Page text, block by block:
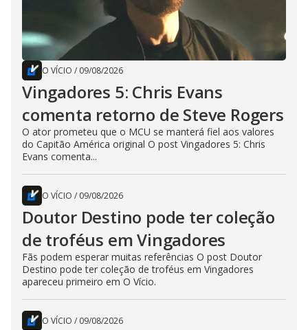
O VÍCIO / 09/08/2026
Vingadores 5: Chris Evans
comenta retorno de Steve Rogers
O ator prometeu que o MCU se manterá fiel aos valores
do Capitão América original O post Vingadores 5: Chris
Evans comenta...
O VÍCIO / 09/08/2026
Doutor Destino pode ter coleção
de troféus em Vingadores
Fãs podem esperar muitas referências O post Doutor
Destino pode ter coleção de troféus em Vingadores
apareceu primeiro em O Vício.
O VÍCIO / 09/08/2026